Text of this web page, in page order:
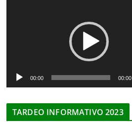
c
00:00 00:00
TARDEO INFORMATIVO 2023